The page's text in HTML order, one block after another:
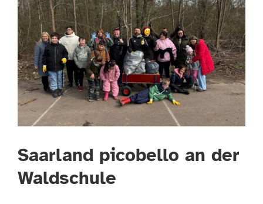
Saarland picobello an der
Waldschule